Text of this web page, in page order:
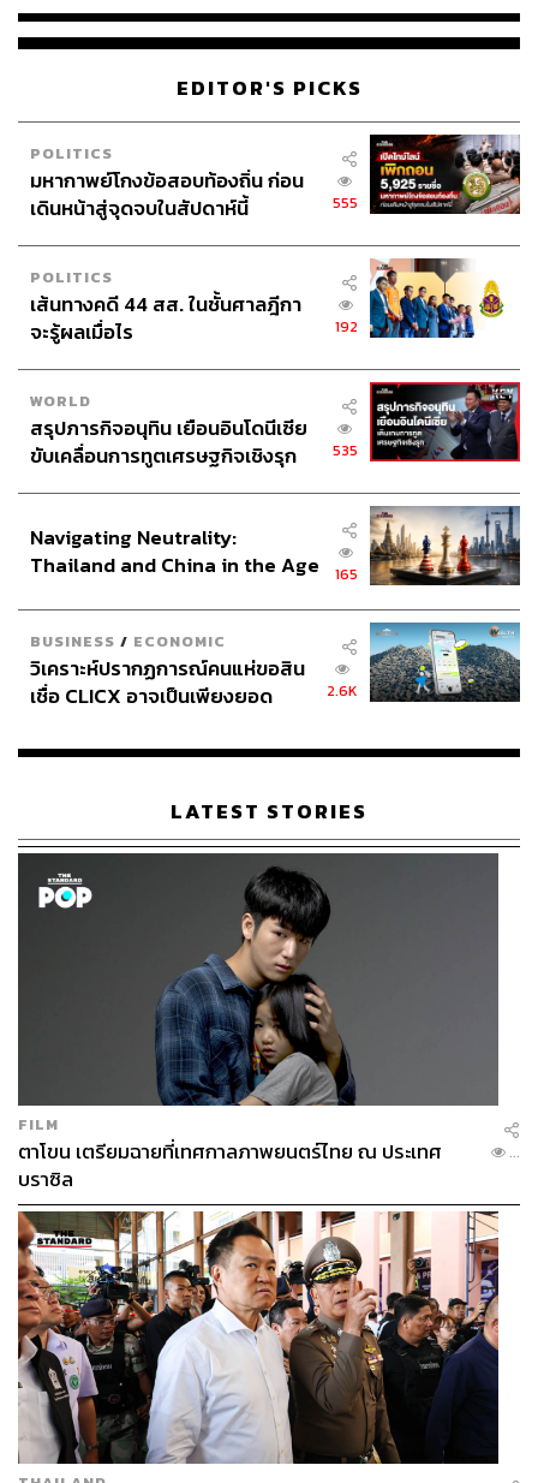
การมาโรงพยาบาลยังขึ้นกับความกังวลของคนไข้ และ
ด้วย คือเข้าถึงแหล่งข้อมูล เข้าใจเกี่ยวกับอาการที่เป็น/โรคที่
ป่วย อาจมีผู้ให้ซักถามข้อสงสัย ประเมินและนำมาใช้กับตัว
เองได้ว่าแบบไหนควรสังเกตอาการที่บ้าน หรือต้องไปโรง
พยาบาล
‘สุขภาพ’ เป็นเรื่องซับซ้อน ‘ระบบสุขภาพ’ ยิ่งซับซ้อนขึ้นไปอีก
‘บัตรทองทำให้คนไข้ไม่ดูแลตัวเอง’ จึงเป็นสมมติฐานที่อาจ
แคบไป ในทางกลับกันหากให้คนไข้จ่ายค่ารักษาก็ไม่แน่ว่า
คนไข้จะดูแลตัวเองมากขึ้น และอาจเป็นอุปสรรคให้คนไข้ไม่
กล้ามารับการรักษาตั้งแต่เนิ่นๆ จนมีอาการหนักก็ได้
ปัจจุบันมีงานวิจัยอะไรที่พิสูจน์สมมติฐานนี้บ้าง
ตัวเอง’ ของคนไข้น่าจะแบ่งเป็น 2 ประเด็นย่อย คือ
ก่อนป่วยหรือก่อนป่วยซ้ำ โครงการบัตรทองทำให้คน
หลังป่วย โครงการบัตรทองทำให้พอป่วยแล้วก็มาโรง
พยาบาล ทั้งที่สามารถดูแลตัวเองก่อนได้
ถ้ามองเป็นลำดับขั้น คนไข้ในประเด็นแรกก็อาจต่อด้วย
‘หมอทำงานหนัก’ และ ‘โรงพยาบาลขาดทุน’ อย่างที่หลายคน
ตั้งข้อสังเกต แต่ในบทความนี้จะยังไม่พูดถึง 2 ประเด็นหลัง
เพราะยังมีปัจจัยฝั่งทรัพยากรบุคคลและการเงินการคลังด้วย
เริ่มจากประเด็นที่ 2 โครงการบัตรทองทำให้คนไข้มาใช้
บริการโรงพยาบาลเพิ่มขึ้นหรือไม่ จากรายงานการประเมิน
ระบบหลักประกันสุขภาพถ้วนหน้าในช่วงทศวรรษแรกของ
สถาบันวิจัยระบบสาธารณสุข (สวรส.) พบว่า
โดยระหว่างปี 2547 ถึงปี 2553
อัตราการใช้บริการแบบผู้ป่วยนอกเพิ่มขึ้นจาก 2.45
ครั้ง/คน/ปี เป็น 3.22 ครั้ง/คน/ปี
อัตราการใช้บริการแบบผู้ป่วยในเพิ่มขึ้นจาก 0.094
ครั้ง/คน/ปี เป็น 0.116 ครั้ง/คน/ปี
แต่การแปลผลมีข้อจำกัดคือไม่ได้เปรียบเทียบกับช่วงก่อนมี
โครงการบัตรทอง (ข้อมูลจากการสำรวจของสำนักงานสถิติ
แห่งชาติยากต่อการนำมาใช้) นอกจากนี้อัตราการใช้บริการ
ที่เพิ่มขึ้นยังอาจเป็นผลมาจากความกังวลต่อสุขภาพที่เพิ่มขึ้น
จากการเข้าถึงข่าวสารมากขึ้น และการเดินทางที่สะดวกมาก
ขึ้นด้วย
ข้อมูลเพิ่มเติมจากรายงานประจำปี 2564 ของสำนักงานหลัก
EDITOR'S PICKS
POLITICS
มหากาพย์โกงข้อสอบท้องถิ่น ก่อน
เดินหน้าสู่จุดจบในสัปดาห์นี้
555
POLITICS
เส้นทางคดี 44 สส. ในชั้นศาลฎีกา
จะรู้ผลเมื่อไร
192
WORLD
สรุปภารกิจอนุทิน เยือนอินโดนีเซีย
ขับเคลื่อนการทูตเศรษฐกิจเชิงรุก
535
Navigating Neutrality:
Thailand and China in the Age
165
BUSINESS / ECONOMIC
วิเคราะห์ปรากฏการณ์คนแห่ขอสิน
เชื่อ CLICX อาจเป็นเพียงยอด
เรือนไทยที่ถูกซุกไว้
2.6K
LATEST STORIES
FILM
ตาโขน เตรียมฉายที่เทศกาลภาพยนตร์ไทย ณ ประเทศ
บราซิล
...